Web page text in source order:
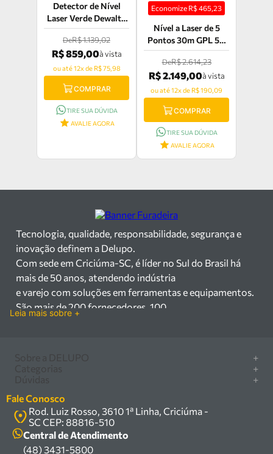
Detector de Nível
Laser Verde Dewalt -
DW0892G
DeR$ 1.139,02
R$ 859,00à vista
ou até 12x de R$ 75,98
COMPRAR
TIRE SUA DÚVIDA
AVALIE AGORA
Economize R$465,23
Nível a Laser de 5
Pontos 30m GPL 5G
Bosch - 0601066P00
DeR$ 2.614,23
R$ 2.149,00à vista
ou até 12x de R$ 190,09
COMPRAR
TIRE SUA DÚVIDA
AVALIE AGORA
Tecnologia, qualidade, responsabilidade, segurança e
inovação definem a Delupo.
Com sede em Criciúma-SC, é líder no Sul do Brasil há
mais de 50 anos, atendendo indústria
e varejo com soluções em ferramentas e equipamentos.
São mais de 200 fornecedores, 100
equipamentos industriais no Sul do Brasil. Com sede em
Criciúma – SC, atendemos os
setores industrial e varejista com um amplo portfólio de
produtos à pronta entrega.
Trabalhamos com mais de 200 fornecedores parceiros e
Leia mais sobre +
+
Marcas
Política de privacidade
Política de entrega
Termos e condições
+
Serra circular
Compressor
Caixa Organizadora
Carrinho Armazém
+
Como comprar
Central de ajuda
Troca, devolução e garantia
Fale Conosco
Rod. Luiz Rosso, 3610 1ª Linha, Criciúma -
SC CEP: 88816-510
Central de Atendimento
(48) 3431-5800